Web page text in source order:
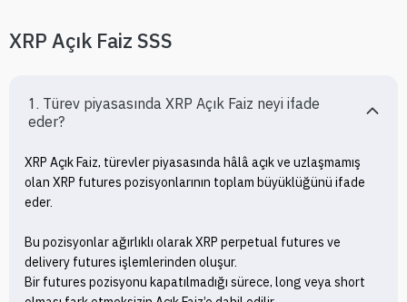
XRP Açık Faiz SSS
1. Türev piyasasında XRP Açık Faiz neyi ifade
eder?
XRP Açık Faiz, türevler piyasasında hâlâ açık ve uzlaşmamış
olan XRP futures pozisyonlarının toplam büyüklüğünü ifade
eder.
Bu pozisyonlar ağırlıklı olarak XRP perpetual futures ve
delivery futures işlemlerinden oluşur.
Bir futures pozisyonu kapatılmadığı sürece, long veya short